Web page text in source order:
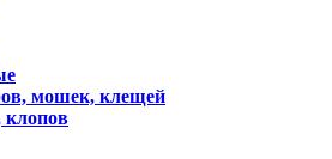
мошек, клещей
клопов